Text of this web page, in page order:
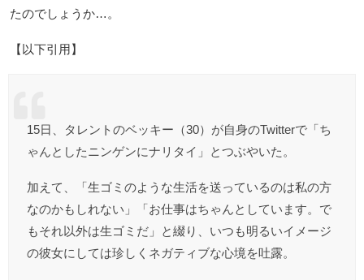
たのでしょうか…。
【以下引用】
15日、タレントのベッキー（30）が自身のTwitterで「ち
ゃんとしたニンゲンにナリタイ」とつぶやいた。
加えて、「生ゴミのような生活を送っているのは私の方
なのかもしれない」「お仕事はちゃんとしています。で
もそれ以外は生ゴミだ」と綴り、いつも明るいイメージ
の彼女にしては珍しくネガティブな心境を吐露。